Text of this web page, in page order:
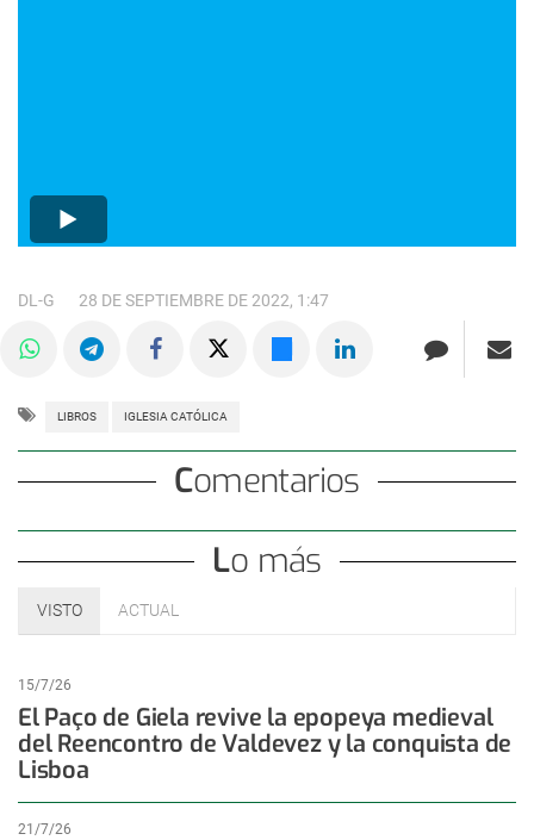
28 DE SEPTIEMBRE DE 2022, 1:47
DL-G
LIBROS IGLESIA CATÓLICA
Comentarios
Lo más
VISTO ACTUAL
15/7/26
El Paço de Giela revive la epopeya medieval
del Reencontro de Valdevez y la conquista de
Lisboa
21/7/26